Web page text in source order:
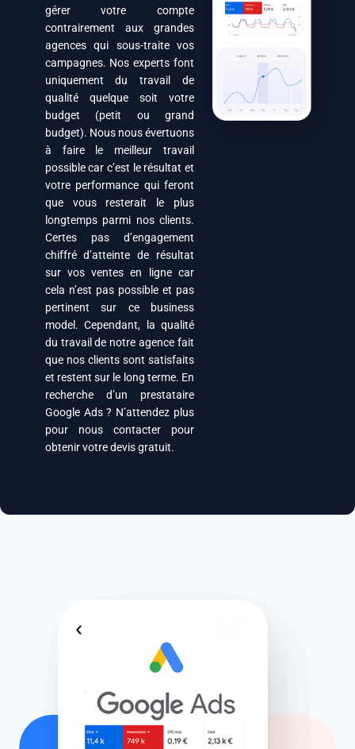
gérer votre compte
contrairement aux grandes
agences qui sous-traite vos
campagnes. Nos experts font
uniquement du travail de
qualité quelque soit votre
budget (petit ou grand
budget). Nous nous évertuons
à faire le meilleur travail
possible car c’est le résultat et
votre performance qui feront
que vous resterait le plus
longtemps parmi nos clients.
Certes pas d’engagement
chiffré d’atteinte de résultat
sur vos ventes en ligne car
cela n’est pas possible et pas
pertinent sur ce business
model. Cependant, la qualité
du travail de notre agence fait
que nos clients sont satisfaits
et restent sur le long terme. En
recherche d’un prestataire
Google Ads ? N’attendez plus
pour nous contacter pour
obtenir votre devis gratuit.